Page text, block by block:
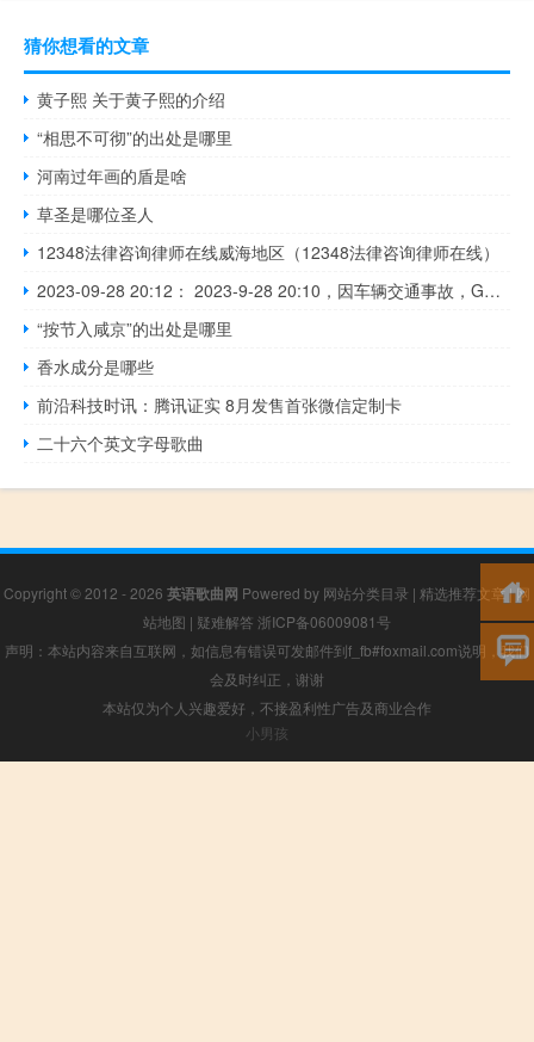
猜你想看的文章
黄子熙 关于黄子熙的介绍
“相思不可彻”的出处是哪里
河南过年画的盾是啥
草圣是哪位圣人
12348法律咨询律师在线威海地区（12348法律咨询律师在线）
2023-09-28 20:12： 2023-9-28 20:10，因车辆交通事故，G2京沪高速去往上海方向K144+600处现场通行缓慢。 ​​​
“按节入咸京”的出处是哪里
香水成分是哪些
前沿科技时讯：腾讯证实 8月发售首张微信定制卡
二十六个英文字母歌曲
Copyright © 2012 - 2026 英语歌曲网 Powered by 网站分类目录 | 精选推荐文章|网
站地图 | 疑难解答 浙ICP备06009081号
声明：本站内容来自互联网，如信息有错误可发邮件到f_fb#foxmail.com说明，我们
会及时纠正，谢谢
本站仅为个人兴趣爱好，不接盈利性广告及商业合作
小男孩